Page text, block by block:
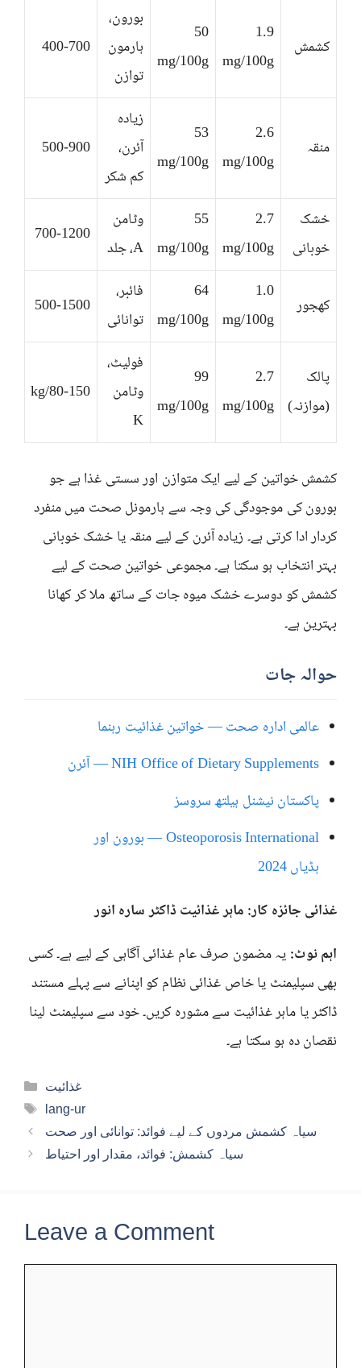
کشمش
1.9
mg/100g
50
mg/100g
بورون،
ہارمون
توازن
400-700
منقہ
2.6
mg/100g
53
mg/100g
زیادہ
آئرن،
کم شکر
500-900
خشک
خوبانی
2.7
mg/100g
55
mg/100g
وٹامن
A، جلد
700-1200
کھجور
1.0
mg/100g
64
mg/100g
فائبر،
توانائی
500-1500
پالک
(موازنہ)
2.7
mg/100g
99
mg/100g
فولیٹ،
وٹامن
K
80-150/kg
کشمش خواتین کے لیے ایک متوازن اور سستی غذا ہے جو
بورون کی موجودگی کی وجہ سے ہارمونل صحت میں منفرد
کردار ادا کرتی ہے۔ زیادہ آئرن کے لیے منقہ یا خشک خوبانی
بہتر انتخاب ہو سکتا ہے۔ مجموعی خواتین صحت کے لیے
کشمش کو دوسرے خشک میوہ جات کے ساتھ ملا کر کھانا
بہترین ہے۔
حوالہ جات
عالمی ادارہ صحت — خواتین غذائیت رہنما
NIH Office of Dietary Supplements — آئرن
پاکستان نیشنل ہیلتھ سروسز
Osteoporosis International — بورون اور
ہڈیاں 2024
غذائی جائزہ کار: ماہر غذائیت ڈاکٹر سارہ انور
اہم نوٹ: یہ مضمون صرف عام غذائی آگاہی کے لیے ہے۔ کسی
بھی سپلیمنٹ یا خاص غذائی نظام کو اپنانے سے پہلے مستند
ڈاکٹر یا ماہر غذائیت سے مشورہ کریں۔ خود سے سپلیمنٹ لینا
نقصان دہ ہو سکتا ہے۔
Categories
غذائیت
Tags
lang-ur
سیاہ کشمش مردوں کے لیے فوائد: توانائی اور صحت
سیاہ کشمش: فوائد، مقدار اور احتیاط
Leave a Comment